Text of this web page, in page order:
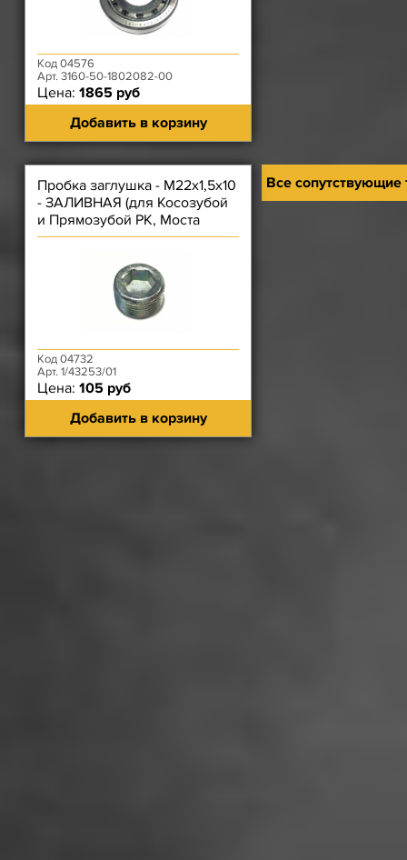
Код 04576
Арт. 3160-50-1802082-00
Цена: 1865 руб
Добавить в корзину
Пробка заглушка - М22х1,5х10
- ЗАЛИВНАЯ (для Косозубой
и Прямозубой РК, Моста
Спайсер)
Код 04732
Арт. 1/43253/01
Цена: 105 руб
Добавить в корзину
Все сопутствующие